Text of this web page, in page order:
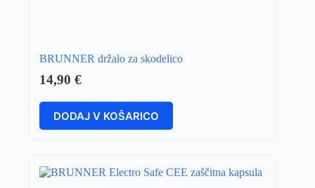
BRUNNER držalo za skodelico
14,90 €
DODAJ V KOŠARICO